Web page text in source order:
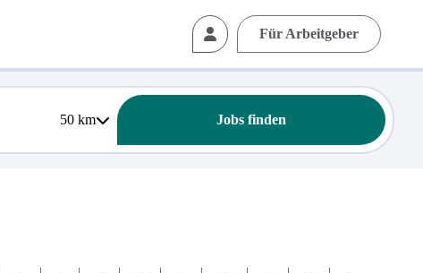
Für Arbeitgeber
50km Jobs finden